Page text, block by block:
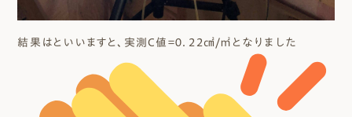
結果はといいますと、実測C値＝０．２２㎠/㎡となりました